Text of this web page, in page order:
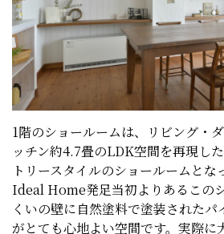
1階のショールームは、リビング・
ッチン約4.7畳のLDK空間を再現し
トリースタイルのショールームとな
Ideal Home発足当初よりあるこの
くいの壁に自然塗料で塗装された
がとても心地よい空間です。実際に